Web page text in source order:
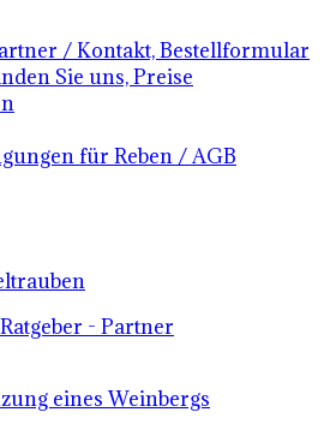
/ Kontakt, Bestellformular
Sie uns, Preise
für Reben / AGB
- Partner
eines Weinbergs